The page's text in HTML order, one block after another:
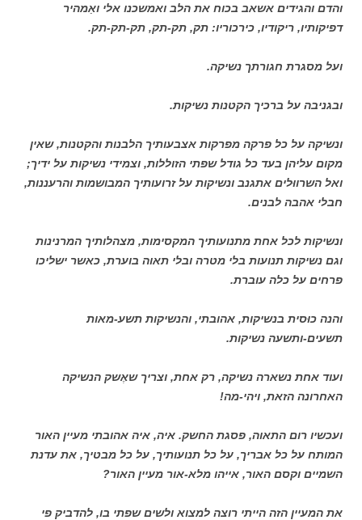
והדם והגידים אשאב בכוח את הלב ואמשכנו אלי ואַמהיר
דפיקותיו, ריקודיו, כירכוריו: תק, תק-תק, תק-תק-תק.
ועל מסגרת חגורתך נשיקה.
ובגניבה על ברכיך הקטנות נשיקות.
ונשיקה על כל פרקה מפרקות אצבעותיך הלבנות והקטנות, שאין
מקום עליהן בעד כל גודל שפתי הזוללות, וצמידי נשיקות על ידיך;
ואל השרווּלים אתגנב ונשיקות על זרועותיך המבושמות והרעננות,
חבלי אהבה לבנים.
ונשיקות לכל אחת מתנועותיך המקסימות, מצהלותיך המרנינות
וגם נשיקות תנועות בלי מטרה ובלי תאוה בוערת, כאשר ישליכו
פרחים על כלה עוברת.
והנה כוּסית בנשיקות, אהובתי, והנשיקות תשע-מאות
תשעים-ותשעה נשיקות.
ועוד אחת נשארה נשיקה, רק אחת, וצריך שאֶשק הנשיקה
האחרונה הזאת, ויהי-מה!
ועכשיו רום התאוה, פסגת החשק. איה, איה אהובתי מעיין האור
המותח על כל אבריך, על כל תנועותיך, על כל מבטיך, את עדנת
השמיים וקסם האור, אייהו מלא-אור מעיין האור?
את המעיין הזה הייתי רוצה למצוא ולשים שפתי בו, להדביק פי